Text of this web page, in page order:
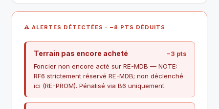
⚠ ALERTES DÉTECTÉES · −8 PTS DÉDUITS
Terrain pas encore acheté −3 pts
Foncier non encore acté sur RE-MDB — NOTE:
RF6 strictement réservé RE-MDB; non déclenché
ici (RE-PROM). Pénalisé via B6 uniquement.